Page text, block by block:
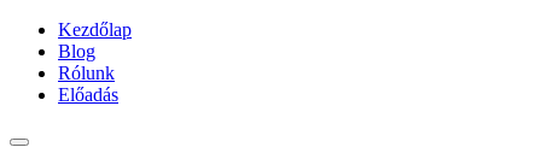
Kezdőlap
Blog
Rólunk
Előadás